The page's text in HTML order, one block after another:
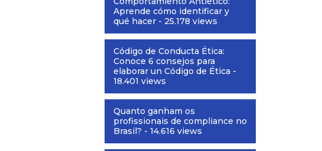
Aprende cómo identificar y
qué hacer - 25.178 views
Código de Conducta Ética:
Conoce 6 consejos para
elaborar un Código de Ética -
18.401 views
Quanto ganham os
profissionais de compliance no
Brasil? - 14.616 views